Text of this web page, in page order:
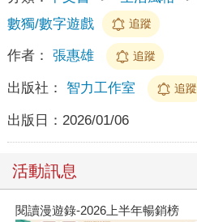
數獨/數字遊戲
追蹤
作者： 張惠雄 追蹤
出版社： 智力工作室 追蹤
出版日： 2026/01/06
活動訊息
2026年8月金石堂強力推薦